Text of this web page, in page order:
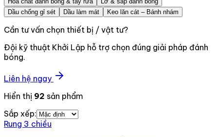
Dầu chống gỉ sét
Dầu làm mát Keo lăn cát – Bánh nhám
Cần tư vấn chọn thiết bị / vật tư?
Đội kỹ thuật Khởi Lập hỗ trợ chọn đúng giải pháp đánh
bóng.
Liên hệ ngay
Hiển thị 92 sản phẩm
Sắp xếp:
Rung 3 chiều